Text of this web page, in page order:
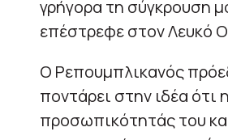
γρήγορα τη σύγκρουση
επέστρεφε στον Λευκό
Ο Ρεπουμπλικανός
ποντάρει στην ιδέα ότι
προσωπικότητάς του